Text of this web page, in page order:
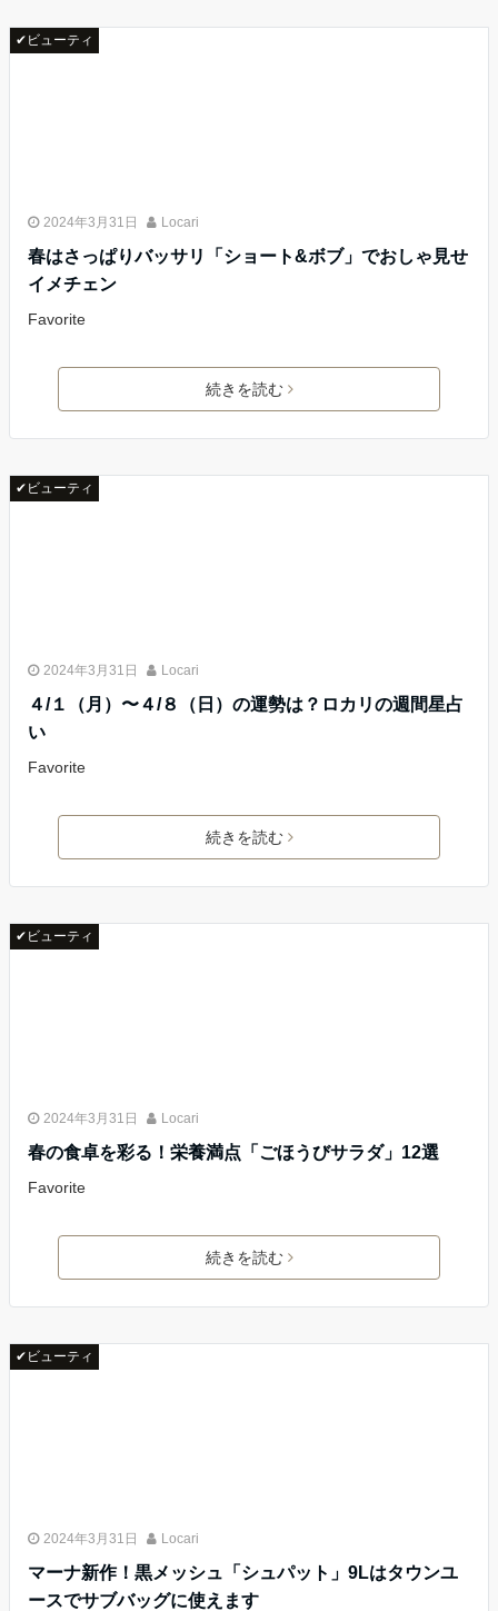
✔ビューティ
2024年3月31日 Locari
春はさっぱりバッサリ「ショート&ボブ」でおしゃ見せ
イメチェン
Favorite
続きを読む
✔ビューティ
2024年3月31日 Locari
４/１（月）〜４/８（日）の運勢は？ロカリの週間星占
い
Favorite
続きを読む
✔ビューティ
2024年3月31日 Locari
春の食卓を彩る！栄養満点「ごほうびサラダ」12選
Favorite
続きを読む
✔ビューティ
2024年3月31日 Locari
マーナ新作！黒メッシュ「シュパット」9Lはタウンユ
ースでサブバッグに使えます